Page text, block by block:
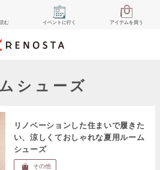
む イベント に行く アイテムを買う
シューズ
リノベーションした住まいで履きた
い、涼しくておしゃれな夏用ルーム
シューズ
その他